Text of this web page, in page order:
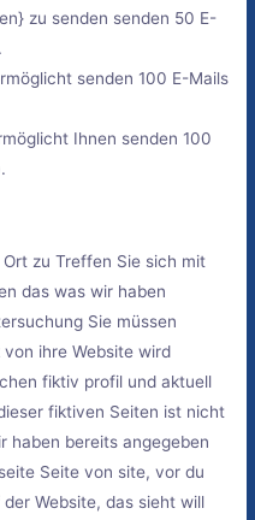
zu senden senden 50 E-
senden 100 E-Mails
Ihnen senden 100
zu Treffen Sie sich mit
das was wir haben
Sie müssen
ihre Website wird
fiktiv profil und aktuell
fiktiven Seiten ist nicht
haben bereits angegeben
Seite von site, vor du
Website, das sieht will